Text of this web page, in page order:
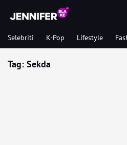
Selebriti K-Pop Lifestyle
Tag: Sekda